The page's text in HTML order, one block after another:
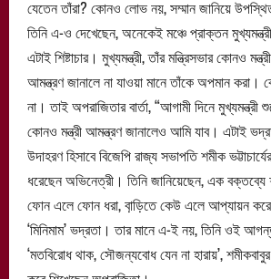
যেতেন তাঁরা? কোনও লোভ নয়, সম্মান জানিয়ে
তিনি এ-ও দেখেছেন, অনেকেই মঞ্চে প্রাক্তন
এটাই শিষ্টাচার। মুখ্যমন্ত্রী, তাঁর মন্ত্রিসভার কোনও
আমন্ত্রণ জানালে না যাওয়া মানে তাঁকে অপমান করা।
না। তাই অপরাজিতার বার্তা, “আগামী দিনে মুখ্যমন্ত্রী
কোনও মন্ত্রী আমন্ত্রণ জানালেও আমি যাব। এটাই
উদাহরণ হিসাবে বিজেপি রাজ্য সভাপতি শমীক
ধরেছেন অভিনেত্রী। তিনি জানিয়েছেন, এক বক্তব্যে
ফোন এলে ফোন ধরা, বা়ড়িতে কেউ এলে আপ্যায়ন
‘মিনিমাম’ ভদ্রতা। তার মানে এ-ই নয়, তিনি ওই
‘মতবিরোধ থাক, সৌজন্যবোধ যেন না হারায়’,